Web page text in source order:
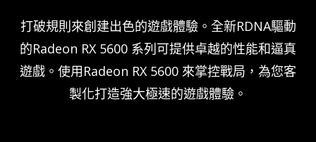
打破規則來創建出色的遊戲體驗。全新RDNA驅動
的Radeon RX 5600 系列可提供卓越的性能和逼真
遊戲。使用Radeon RX 5600 來掌控戰局，為您客
製化打造強大極速的遊戲體驗。